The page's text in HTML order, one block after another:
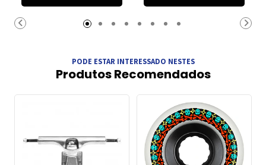
Carrinho Carrinho
PODE ESTAR INTERESSADO NESTES
Produtos Recomendados